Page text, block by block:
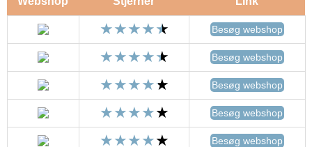
Besøg webshop
Besøg webshop
Besøg webshop
Besøg webshop
Besøg webshop